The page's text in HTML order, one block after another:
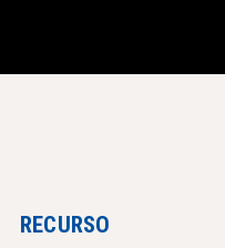
Recursos para
RECURSO